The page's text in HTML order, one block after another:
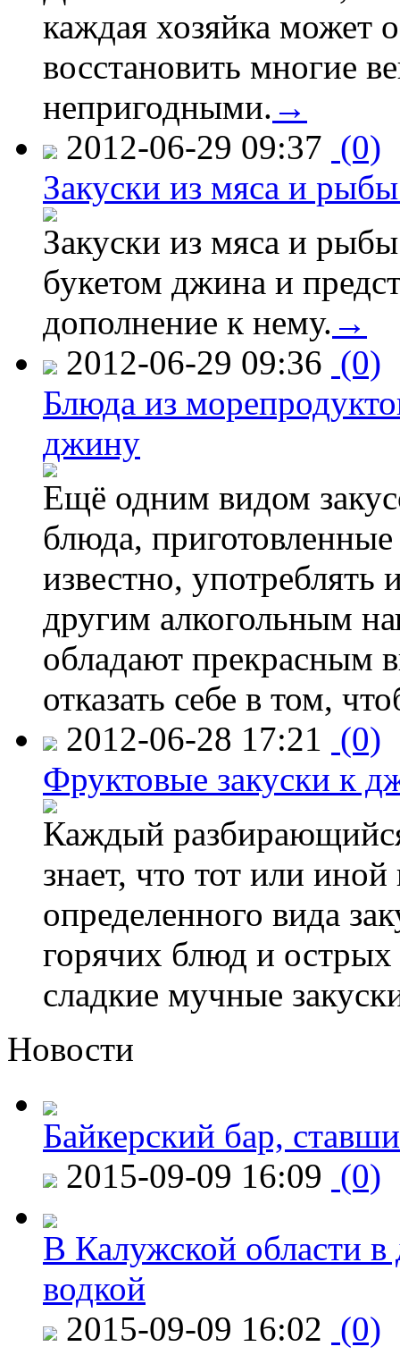
каждая хозяйка может
восстановить многие
непригодными. →
2012-06-29 09:37 (0)
Закуски из мяса и
Закуски из мяса и
букетом джина и
дополнение к нему. →
2012-06-29 09:36 (0)
Блюда из
джину
Ещё одним видом
блюда,
известно, употреблять
другим алкогольным
обладают прекрасным
отказать себе в том,
2012-06-28 17:21 (0)
Фруктовые закуски к
Каждый
знает, что тот или
определенного вида
горячих блюд и
сладкие мучные
Новости
Байкерский бар,
2015-09-09 16:09 (0)
В Калужской области в
водкой
2015-09-09 16:02 (0)